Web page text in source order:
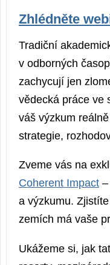
Zhlédněte
Tradiční
v odborných
zachycují jen
vědecká práce ve
váš výzkum
strategie,
Zveme vás na
Coherent Impact
a výzkumu.
zemích má vaše
Ukážeme si, jak